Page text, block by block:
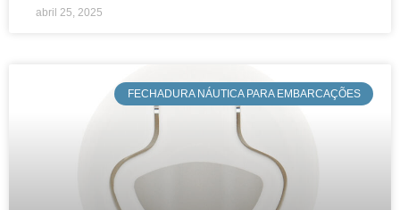
abril 25, 2025
​FECHADURA NÁUTICA PARA EMBARCAÇÕES